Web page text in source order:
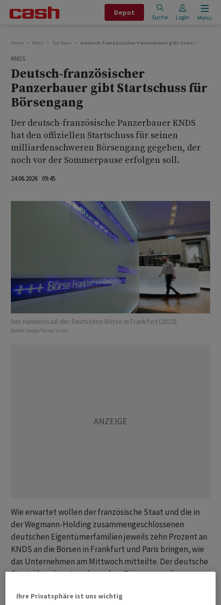
Depot
Suche Login Menu
Home News Top News Deutsch-französischer Panzerbauer gibt Startschuss für
KNDS
Deutsch-französischer
Panzerbauer gibt Startschuss für
Börsengang
Der deutsch-französische Panzerbauer KNDS
hat den offiziellen Startschuss für seinen
milliardenschweren Börsengang gegeben, der
‌noch ⁠vor der Sommerpause erfolgen soll.
24.06.2026 09:45
Der Handelssaal der Deutschen Börse in Frankfurt (2023).
Quelle: imago/Rainer Unkel
Wie erwartet wollen der französische Staat und die in
der Wegmann-Holding zusammengeschlossenen
deutschen Eigentümerfamilien jeweils zehn Prozent an
KNDS ⁠an die Börsen in Frankfurt und Paris bringen, wie
das Unternehmen am Mittwoch mitteilte. Der deutsche
Staat übernimmt noch vor dem Börsengang die
Haushaltsausschuss des Bundestages soll darüber
Ihre Privatsphäre ist uns wichtig